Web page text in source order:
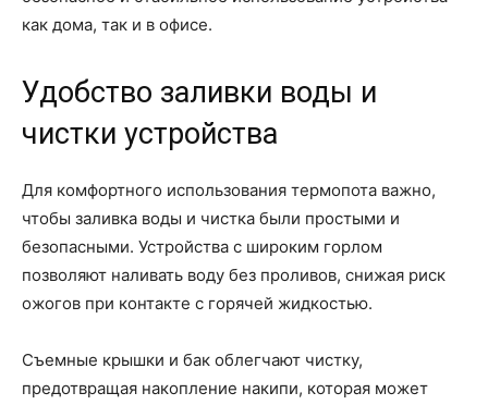
как дома, так и в офисе.
Удобство заливки воды и
чистки устройства
Для комфортного использования термопота важно,
чтобы заливка воды и чистка были простыми и
безопасными. Устройства с широким горлом
позволяют наливать воду без проливов, снижая риск
ожогов при контакте с горячей жидкостью.
Съемные крышки и бак облегчают чистку,
предотвращая накопление накипи, которая может